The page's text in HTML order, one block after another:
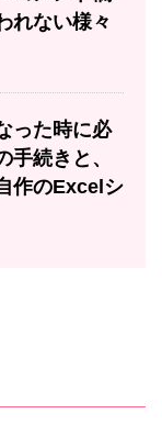
れない様々
った時に必
手続きと、
作のExcelシ